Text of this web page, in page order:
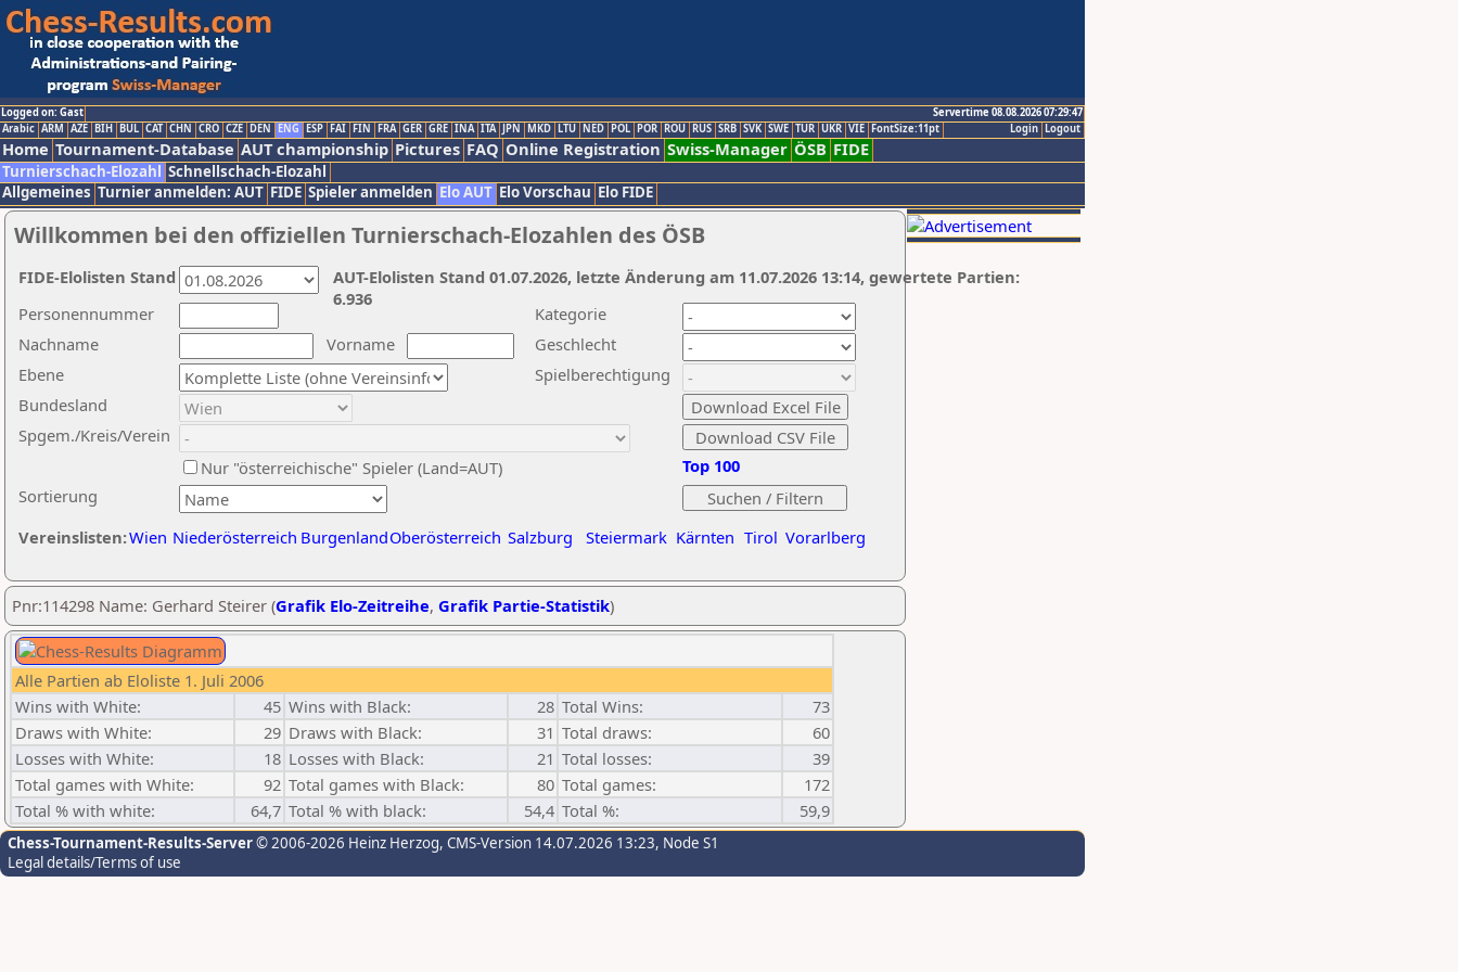
Logged on: Gast
Servertime 08.08.2026 07:29:47
Logout
Login
Arabic ARM AZE BIH BUL CAT CHN CRO CZE DEN ENG ESP FAI FIN FRA GER GRE INA ITA JPN MKD LTU NED POL POR ROU RUS SRB SVK SWE TUR UKR VIE FontSize:11pt
Home Tournament-Database AUT championship Pictures FAQ Online Registration Swiss-Manager ÖSB FIDE
Turnierschach-Elozahl Schnellschach-Elozahl
Allgemeines Turnier anmelden: AUT FIDE Spieler anmelden Elo AUT Elo Vorschau Elo FIDE
Willkommen bei den offiziellen Turnierschach-Elozahlen des ÖSB
Nachname
Vorname
Ebene
Kategorie
Sortierung
Personennummer
Bundesland
Spgem./Kreis/Verein
Geschlecht
Nur "österreichische" Spieler (Land=AUT)
Spielberechtigung
Vereinslisten:Wien Niederösterreich BurgenlandOberösterreich Salzburg Steiermark Kärnten Tirol Vorarlberg
Top 100
AUT-Elolisten Stand 01.07.2026, letzte Änderung am 11.07.2026 13:14, gewertete Partien:
6.936
FIDE-Elolisten Stand
Pnr:114298 Name: Gerhard Steirer (Grafik Elo-Zeitreihe, Grafik Partie-Statistik)
Alle Partien ab Eloliste 1. Juli 2006
Wins with White:
45 Wins with Black: 28 Total Wins:
73
Draws with White:
29 Draws with Black: 31 Total draws:
60
Losses with White:
18 Losses with Black: 21 Total losses:
39
Total games with White:
92 Total games with Black: 80 Total games:
172
Total % with white:
64,7 Total % with black: 54,4 Total %: 59,9
Chess-Tournament-Results-Server© 2006-2026 Heinz Herzog, CMS-Version 14.07.2026 13:23, Node S1
Legal details/Terms of use